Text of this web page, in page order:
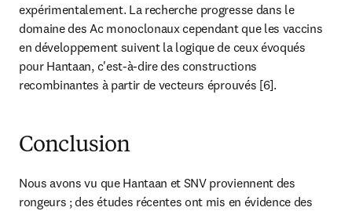
expérimentalement. La recherche progresse dans le
domaine des Ac monoclonaux cependant que les vaccins
en développement suivent la logique de ceux évoqués
pour Hantaan, c'est-à-dire des constructions
recombinantes à partir de vecteurs éprouvés [6].
Conclusion
Nous avons vu que Hantaan et SNV proviennent des
rongeurs ; des études récentes ont mis en évidence des